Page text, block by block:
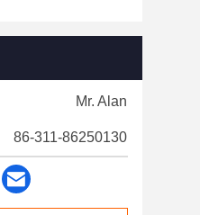
Mr. Alan
86-311-86250130